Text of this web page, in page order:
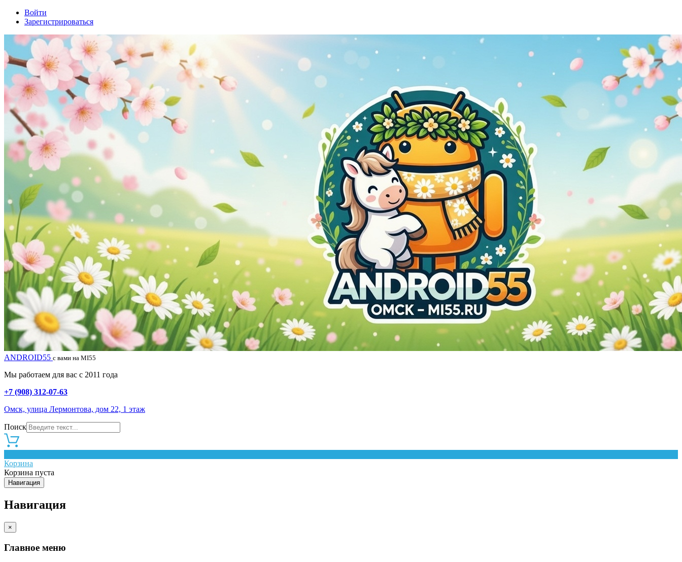
Войти
Зарегистрироваться
ANDROID55 с вами на MI55
Мы работаем для вас с 2011 года
+7 (908) 312-07-63
Омск, улица Лермонтова, дом 22, 1 этаж
Поиск
Корзина
Корзина пуста
Навигация
Навигация
×
Главное меню